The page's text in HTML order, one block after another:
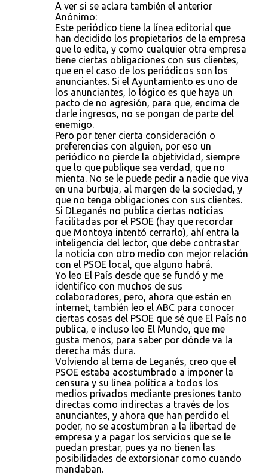
A ver si se aclara también el anterior
Anónimo:
Este periódico tiene la línea editorial que
han decidido los propietarios de la empresa
que lo edita, y como cualquier otra empresa
tiene ciertas obligaciones con sus clientes,
que en el caso de los periódicos son los
anunciantes. Si el Ayuntamiento es uno de
los anunciantes, lo lógico es que haya un
pacto de no agresión, para que, encima de
darle ingresos, no se pongan de parte del
enemigo.
Pero por tener cierta consideración o
preferencias con alguien, por eso un
periódico no pierde la objetividad, siempre
que lo que publique sea verdad, que no
mienta. No se le puede pedir a nadie que viva
en una burbuja, al margen de la sociedad, y
que no tenga obligaciones con sus clientes.
Si DLeganés no publica ciertas noticias
facilitadas por el PSOE (hay que recordar
que Montoya intentó cerrarlo), ahí entra la
inteligencia del lector, que debe contrastar
la noticia con otro medio con mejor relación
con el PSOE local, que alguno habrá.
Yo leo El País desde que se fundó y me
identifico con muchos de sus
colaboradores, pero, ahora que están en
internet, también leo el ABC para conocer
ciertas cosas del PSOE que sé que El País no
publica, e incluso leo El Mundo, que me
gusta menos, para saber por dónde va la
derecha más dura.
Volviendo al tema de Leganés, creo que el
PSOE estaba acostumbrado a imponer la
censura y su línea política a todos los
medios privados mediante presiones tanto
directas como indirectas a través de los
anunciantes, y ahora que han perdido el
poder, no se acostumbran a la libertad de
empresa y a pagar los servicios que se le
puedan prestar, pues ya no tienen las
posibilidades de extorsionar como cuando
mandaban.